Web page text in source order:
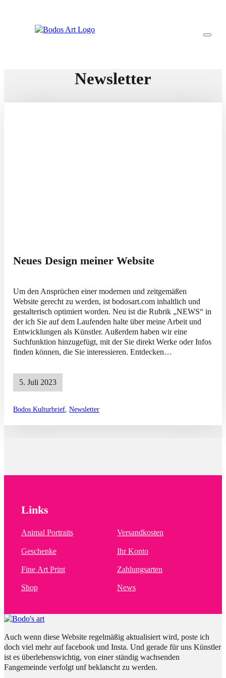
Newsletter
Neues Design meiner Website
Um den Ansprüchen einer modernen und zeitgemäßen
Website gerecht zu werden, ist bodosart.com inhaltlich und
gestalterisch optimiert worden. Neu ist die Rubrik „NEWS“ in
der ich Sie auf dem Laufenden halte über meine Arbeit und
Entwicklungen als Künstler. Außerdem haben wir eine
Suchfunktion hinzugefügt, mit der Sie direkt Werke oder Infos
finden können, die Sie interessieren. Entdecken…
5. Juli 2023
Bodos Kulturbrief ,Newsletter
Auch wenn diese Website regelmäßig aktualisiert wird, poste ich
doch viel mehr auf facebook und Insta. Und gerade für uns Künstler
ist es überlebenswichtig, von einer ständig wachsenden
Fangemeinde verfolgt unf beklatscht zu werden.
Links
Animal Portraits
Geschenke
Fine Art Print
Shop
Versandkosten
Ihr Konto
Zahlungsarten
News